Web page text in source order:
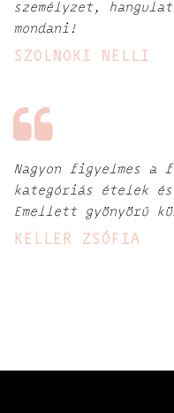
személyzet,
mondani!
SZOLNOKI NELLI
Nagyon figyelmes
kategóriás ételek
Emellett gyönyörű
KELLER ZSÓFIA